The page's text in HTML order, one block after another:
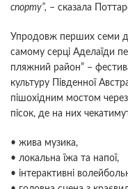
спорту”, – сказала
Упродовж перших семи
самому серці Аделаїди
пляжний район” –
культуру Південної
пішохідним мостом
пісок, де на них
• жива музика,
• локальна їжа та напої,
• інтерактивні